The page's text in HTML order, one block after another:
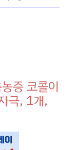
증 코콜이
극, 1개,